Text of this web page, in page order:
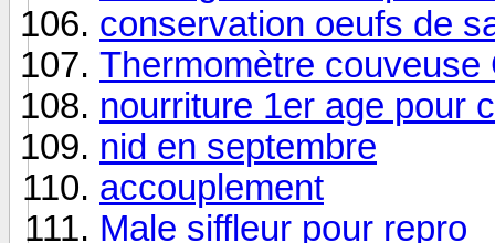
conservation oeufs de
Thermomètre
nourriture 1er age pour
nid en septembre
accouplement
Male siffleur pour repro